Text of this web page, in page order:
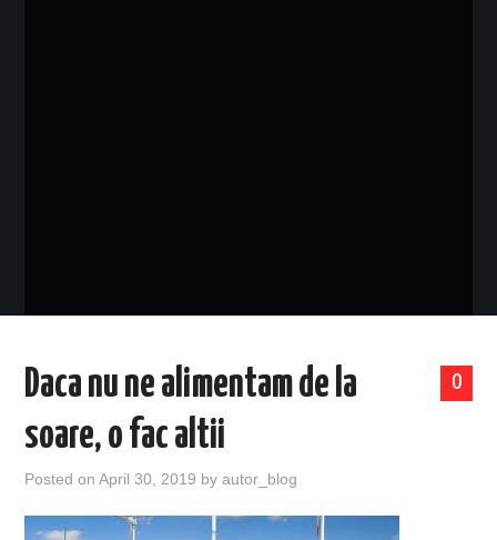
0
Daca nu ne alimentam de la
soare, o fac altii
Posted onApril 30, 2019 byautor_blog